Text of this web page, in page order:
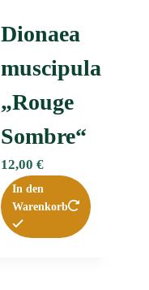
Dionaea
muscipula
„Rouge
Sombre“
12,00 €
In den
Warenkorb